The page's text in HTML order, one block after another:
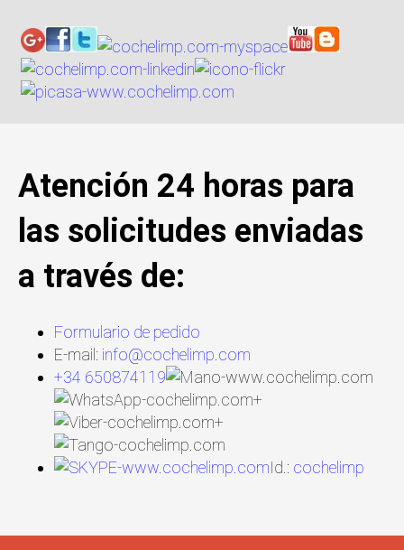
Atención 24 horas para
las solicitudes enviadas
a través de:
Formulario de pedido
E-mail: info@cochelimp.com
+34 650874119
+
+
Id.: cochelimp